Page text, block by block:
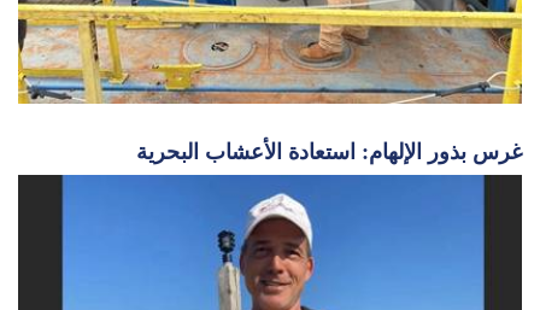
غرس بذور الإلهام: استعادة الأعشاب البحرية